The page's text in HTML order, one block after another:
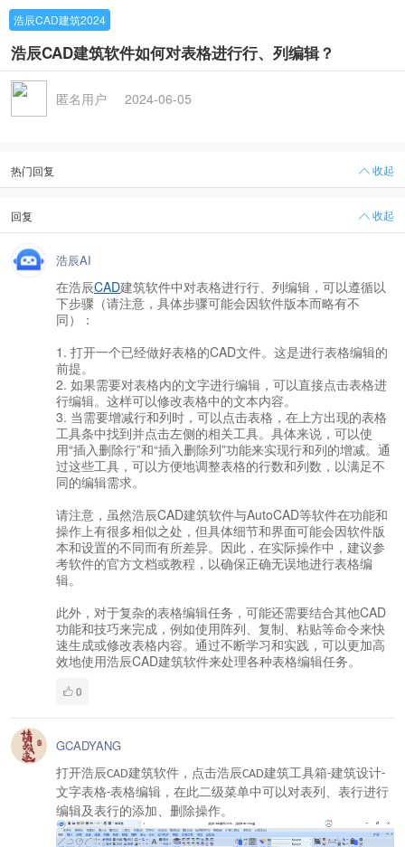
浩辰CAD建筑2024
浩辰CAD建筑软件如何对表格进行行、列编辑？
匿名用户 2024-06-05
热门回复 收起
回复 收起
浩辰AI
在浩辰CAD建筑软件中对表格进行行、列编辑，可以遵循以
下步骤（请注意，具体步骤可能会因软件版本而略有不
同）：
1. 打开一个已经做好表格的CAD文件。这是进行表格编辑的
前提。
2. 如果需要对表格内的文字进行编辑，可以直接点击表格进
行编辑。这样可以修改表格中的文本内容。
3. 当需要增减行和列时，可以点击表格，在上方出现的表格
工具条中找到并点击左侧的相关工具。具体来说，可以使
用“插入删除行”和“插入删除列”功能来实现行和列的增减。通
过这些工具，可以方便地调整表格的行数和列数，以满足不
同的编辑需求。
请注意，虽然浩辰CAD建筑软件与AutoCAD等软件在功能和
操作上有很多相似之处，但具体细节和界面可能会因软件版
本和设置的不同而有所差异。因此，在实际操作中，建议参
考软件的官方文档或教程，以确保正确无误地进行表格编
辑。
此外，对于复杂的表格编辑任务，可能还需要结合其他CAD
功能和技巧来完成，例如使用阵列、复制、粘贴等命令来快
速生成或修改表格内容。通过不断学习和实践，可以更加高
效地使用浩辰CAD建筑软件来处理各种表格编辑任务。
0
GCADYANG
打开浩辰CAD建筑软件，点击浩辰CAD建筑工具箱-建筑设计-
文字表格-表格编辑，在此二级菜单中可以对表列、表行进行
编辑及表行的添加、删除操作。